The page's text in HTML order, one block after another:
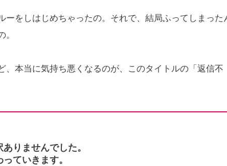
ーをしはじめちゃったの。それで、結局ふってしまった
、本当に気持ち悪くなるのが、このタイトルの「返信不
りませんでした。
ていきます。